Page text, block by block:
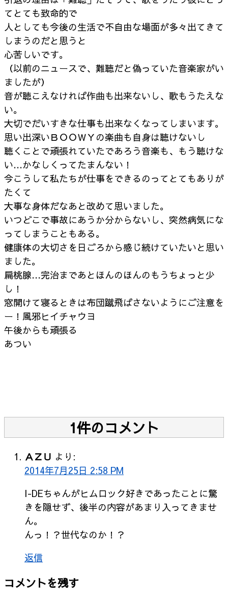
てとても致命的で
人としても今後の生活で不自由な場面が多々出てきて
しまうのだと思うと
心苦しいです。
（以前のニュースで、難聴だと偽っていた音楽家がい
ましたが）
音が聴こえなければ作曲も出来ないし、歌もうたえな
い。
大切でだいすきな仕事も出来なくなってしまいます。
思い出深いＢＯＯＷＹの楽曲も自身は聴けないし
聴くことで頑張れていたであろう音楽も、もう聴けな
い…かなしくってたまんない！
今こうして私たちが仕事をできるのってとてもありが
たくて
大事な身体だなあと改めて思いました。
いつどこで事故にあうか分からないし、突然病気にな
ってしまうこともある。
健康体の大切さを日ごろから感じ続けていたいと思い
ました。
扁桃腺…完治まであとほんのほんのもうちょっと少
し！
窓開けて寝るときは布団蹴飛ばさないようにご注意を
ー！風邪ヒイチャウヨ
午後からも頑張る
あつい
1件のコメント
ＡＺＵ より:
2014年7月25日 2:58 PM
I-DEちゃんがヒムロック好きであったことに驚
きを隠せず、後半の内容があまり入ってきませ
ん。
んっ！？世代なのか！？
返信
コメントを残す